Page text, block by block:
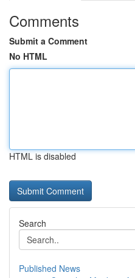
Comments
Submit a Comment
No HTML
HTML is disabled
Search
Published News